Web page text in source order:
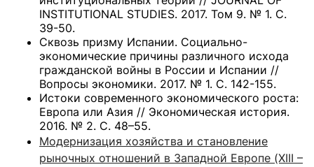
INSTITUTIONAL STUDIES. 2017. Том 9. № 1. С.
39-50.
Сквозь призму Испании. Социально-
экономические причины различного исхода
гражданской войны в России и Испании //
Вопросы экономики. 2017. № 1. С. 142-155.
Истоки современного экономического роста:
Европа или Азия // Экономическая история.
2016. № 2. C. 48–55.
Модернизация хозяйства и становление
рыночных отношений в Западной Европе (XIII –